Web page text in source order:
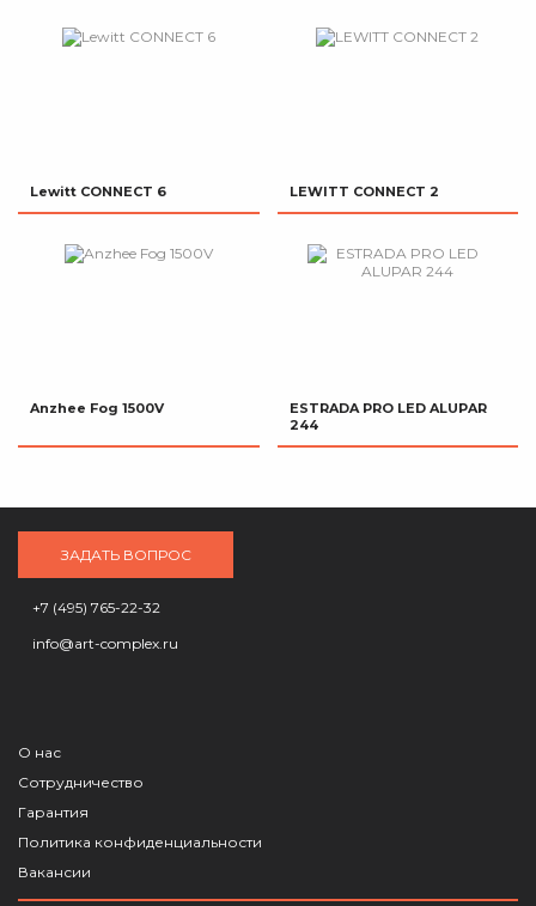
Lewitt CONNECT 6 LEWITT CONNECT 2
Anzhee Fog 1500V
ESTRADA PRO LED ALUPAR
244
ЗАДАТЬ ВОПРОС
+7 (495) 765-22-32
info@art-complex.ru
О нас
Сотрудничество
Гарантия
Политика конфиденциальности
Вакансии